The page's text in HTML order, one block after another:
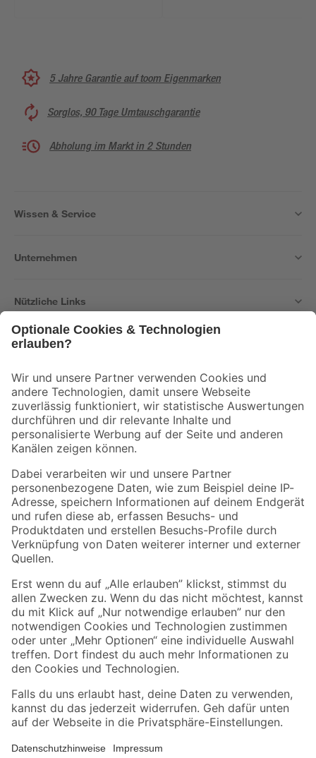
5 Jahre Garantie auf toom Eigenmarken
Sorglos, 90 Tage Umtauschgarantie
Abholung im Markt in 2 Stunden
Wissen & Service
Unternehmen
Nützliche Links
Der toom Newsletter: Keine Angebote und Aktionen mehr verpassen!
Zur Newsletter Anmeldung
Folge uns
Zahlungsarten Versandarten
Sicher einkaufen
Jetzt die toom-App herunterladen
Alle Preisangaben in EUR inkl. gesetzl. MwSt.. Die dargestellten Angebote sind unter
Umständen nicht in allen Märkten verfügbar. Die angegebenen Verfügbarkeiten beziehen
Produkte nur solange der Vorrat reicht.
*Paketversand ab 59 € versandkostenfrei, gilt nicht für Artikel mit Speditionsversand, hier